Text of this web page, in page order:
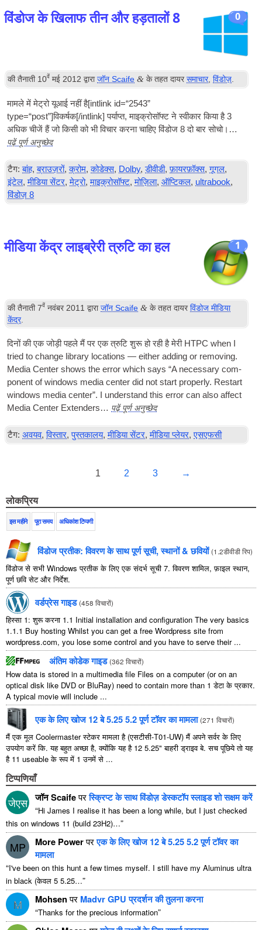
0
विंडोज के खिलाफ तीन और हड़तालों 8
की तैनाती 10वें मई 2012 द्वाराजॉन Scaife & के तहत दायरसमाचार,विंडोज़
मामले में मेट्रोयूआईनहीं है[int­link id=“2543”
type=“post”]विकर्षक[/intlink] पर्याप्त, माइक्रोसॉफ्ट ने स्वीकार किया है 3
अधिक चीजें हैं जो किसी को भी विचार करना चाहिए विंडोज 8 दो बार सोचो।…
पढ़ें पूर्ण अनुच्छेद
टैग: बांह,ब्राउज़रों,क्रोम,कोडेक्स, Dolby,डीवीडी,फ़ायरफ़ॉक्स,गूगल,
इंटेल,मीडिया सेंटर,मेट्रो,माइक्रोसॉफ्ट,मोज़िला,ऑप्टिकल, ultrabook,
विंडोज़ 8
1
मीडिया केंद्र लाइब्रेरी त्रुटि का हल
की तैनाती7वें नवंबर 2011 द्वाराजॉन Scaife & के तहत दायरविंडोज मीडिया
केंद्र.
दिनों की एक जोड़ी पहले मैं पर एक त्रुटि शुरू हो रही है मेरी HTPC when I
tried to change lib­rary loc­a­tions — either adding or remov­ing.
Media Cen­ter shows the error which says “A neces­sary com­
pon­ent of win­dows media cen­ter did not start prop­erly. Restart
win­dows media cen­ter”. I under­stand this error can also affect
Media Cen­ter Extenders… पढ़ें पूर्ण अनुच्छेद
टैग: अवयव,विस्तार,पुस्तकालय,मीडिया सेंटर,मीडिया प्लेयर,एसएफसी
1 2 3 →
लोकप्रिय
इस महीने पूरा समय अधिकांश टिप्पणी
विंडोज प्रतीक: विवरण के साथ पूर्ण सूची, स्थानों & छवियों (1.2डीवीडी रिप)
विंडोज से सभी Windows प्रतीक के लिए एक संदर्भ सूची 7. विवरण शामिल, फ़ाइल स्थान,
पूर्ण छवि सेट और निर्देश.
वर्डप्रेस गाइड (458 विचारों)
हिस्सा 1: शुरू करना 1.1 Initial installation and configuration The very basics
1.1.1 Buy hosting Whilst you can get a free Wordpress site from
wordpress.com, you lose some control and you have to serve their...
अंतिम कोडेक गाइड (362 विचारों)
How data is stored in a multimedia file Files on a computer(or on an
optical disk like DVD or BluRay) need to contain more than 1 डेटा के प्रकार.
A typical movie will include ...
एक के लिए खोज 12 बे 5.25 5.2 पूर्ण टॉवर का मामला (271 विचारों)
मैं एक मूल Coolermaster स्टेकर मामला है (एसटीसी-T01-UW) मैं अपने सर्वर के लिए
उपयोग करें कि. यह बहुत अच्छा है, क्योंकि यह है 12 5.25" बाहरी ड्राइव बे. सच पूछिये तो यह
है 11 useable के रूप में 1 उनमें से ...
टिप्पणियाँ
जेएस जॉन Scaifeपरस्क्रिप्ट के साथ विंडोज़ डेस्कटॉप स्लाइड शो सक्षम करें
“Hi James I realise it has been a long while, but I just checked
this on windows 11 (build 23H2)…”
MP More Powerपरएक के लिए खोज 12 बे 5.25 5.2 पूर्ण टॉवर का
मामला
“I've been on this hunt a few times myself. I still have my Aluminus ultra
in black (केवल 5 5.25…”
M Mohsenपर Madvr GPU प्रदर्शन की तुलना करना
“Thanks for the precious information”